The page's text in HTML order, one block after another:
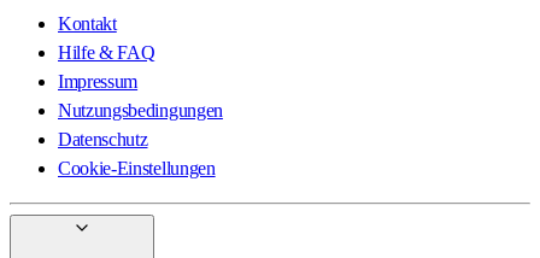
Kontakt
Hilfe & FAQ
Impressum
Nutzungsbedingungen
Datenschutz
Cookie-Einstellungen